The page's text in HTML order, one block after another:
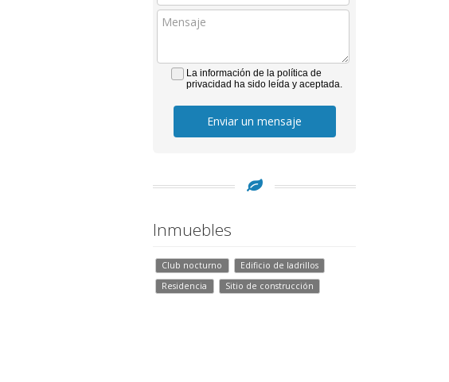
La información de la política de
privacidad ha sido leída y aceptada.
Enviar un mensaje
Inmuebles
Club nocturno
Edificio de ladrillos
Residencia
Sitio de construcción